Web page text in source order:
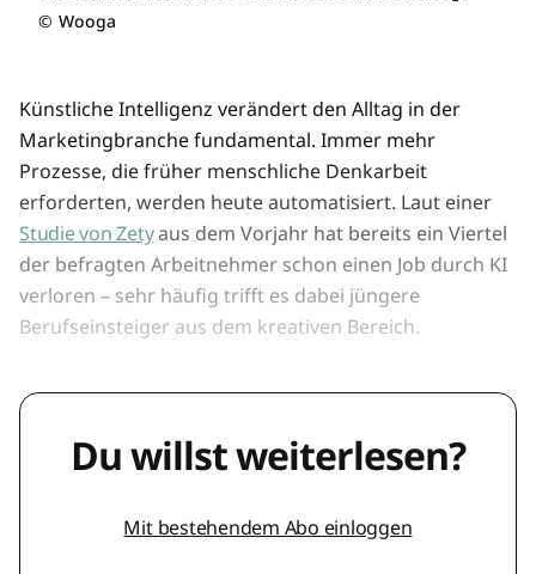
© Wooga
Künstliche Intelligenz verändert den Alltag in der
Marketingbranche fundamental. Immer mehr
Prozesse, die früher menschliche Denkarbeit
erforderten, werden heute automatisiert. Laut einer
Studie von Zetyaus dem Vorjahr hat bereits ein Viertel
der befragten Arbeitnehmer schon einen Job durch KI
verloren – sehr häufig trifft es dabei jüngere
Berufseinsteiger aus dem kreativen Bereich.
Du willst weiterlesen?
Mit bestehendem Abo einloggen